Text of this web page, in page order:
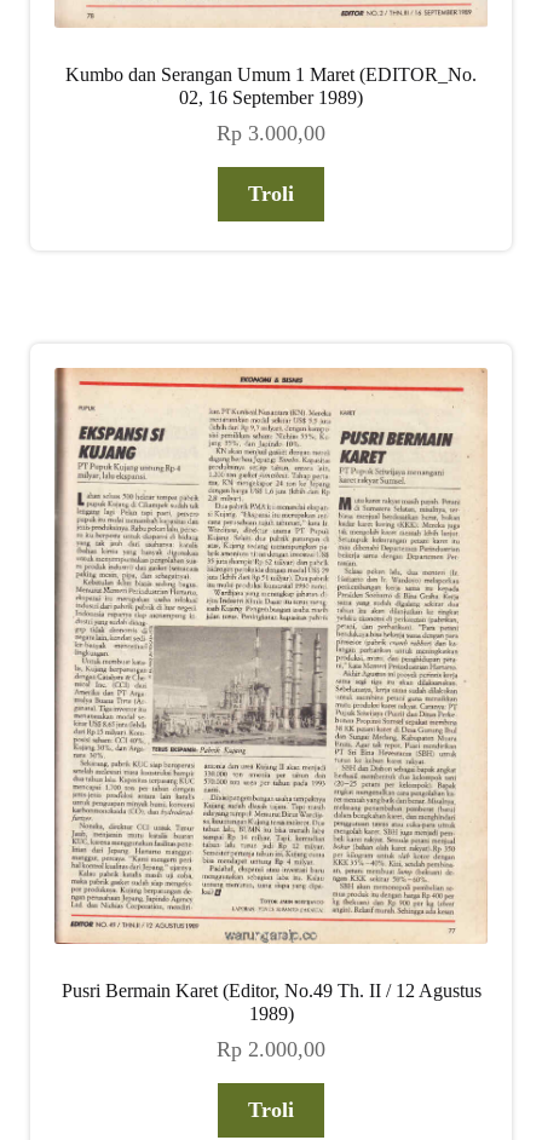
Kumbo dan Serangan Umum 1 Maret (EDITOR_No.
02, 16 September 1989)
Rp 3.000,00
Troli
Pusri Bermain Karet (Editor, No.49 Th. II / 12 Agustus
1989)
Rp 2.000,00
Troli